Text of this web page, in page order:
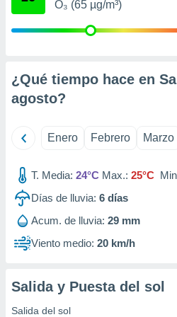
su
en
de
datos
O₃ (65 µg/m³)
¿Qué tiempo hace en
agosto?
Enero Febrero Marzo
T. Media: 24°C Max.: 25°C
Días de lluvia: 6 días
Acum. de lluvia: 29 mm
Viento medio: 20 km/h
Salida y Puesta del sol
Salida del sol